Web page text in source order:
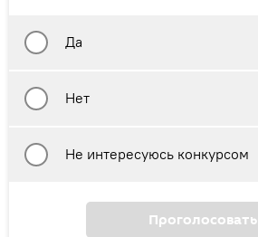
Да
Нет
Не интересуюсь конкурсом
Проголосовать